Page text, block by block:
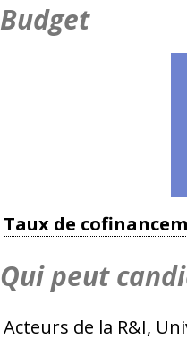
Budget
Taux de
Qui peut
Acteurs de la R&I,